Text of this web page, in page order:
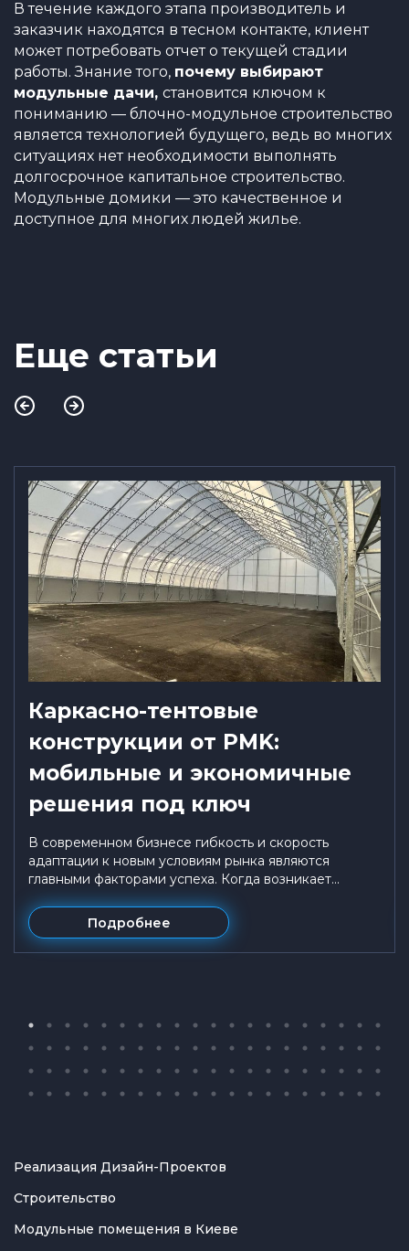
В течение каждого этапа производитель и
заказчик находятся в тесном контакте, клиент
может потребовать отчет о текущей стадии
работы. Знание того, почему выбирают
модульные дачи, становится ключом к
пониманию — блочно-модульное строительство
является технологией будущего, ведь во многих
ситуациях нет необходимости выполнять
долгосрочное капитальное строительство.
Модульные домики — это качественное и
доступное для многих людей жилье.
Еще статьи
Каркасно-тентовые
конструкции от PMK:
мобильные и экономичные
решения под ключ
В современном бизнесе гибкость и скорость
адаптации к новым условиям рынка являются
главными факторами успеха. Когда возникает...
Подробнее
Реализация Дизайн-Проектов
Строительство
Модульные помещения в Киеве